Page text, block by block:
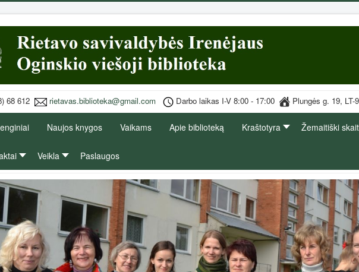
68 612 rietavas.biblioteka@gmail.com Darbo laikas I-V 8:00 - 17:00 Plungės g.
Naujos knygos Vaikams Apie biblioteką Kraštotyra Žemaitiški
Veikla Paslaugos